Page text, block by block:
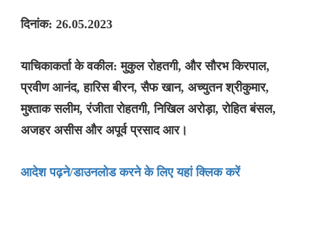
दिनांक: 26.05.2023
याचिकाकर्ता के वकील: मुकुल रोहतगी, और सौरभ किरपाल,
प्रवीण आनंद, हारिस बीरन, सैफ खान, अच्युतन श्रीकुमार,
मुश्ताक सलीम, रंजीता रोहतगी, निखिल अरोड़ा, रोहित बंसल,
अजहर असीस और अपूर्व प्रसाद आर।
आदेश पढ़ने/डाउनलोड करने के लिए यहां क्लिक करें